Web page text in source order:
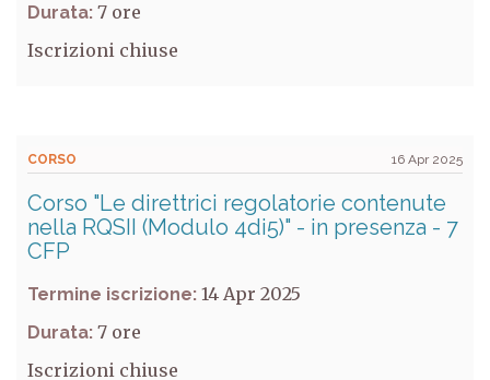
Durata: 7
Iscrizioni chiuse
CORSO 16 Apr 2025
Corso "Le direttrici regolatorie contenute
nella RQSII (Modulo 4di5)" - in presenza - 7
CFP
Termine iscrizione: 14 Apr 2025
Durata: 7
Iscrizioni chiuse